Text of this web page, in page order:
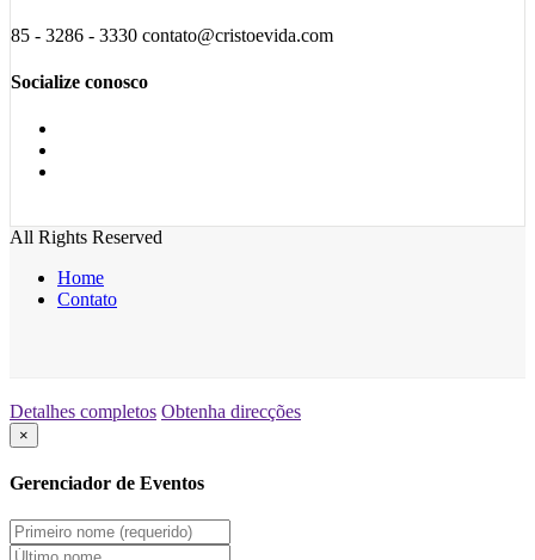
85 - 3286 - 3330 contato@cristoevida.com
Socialize conosco
All Rights Reserved
Home
Contato
Detalhes completos Obtenha direcções
×
Gerenciador de Eventos